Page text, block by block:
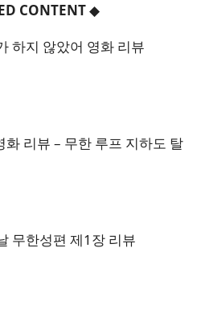
CONTENT◆
하지 않았어 영화 리뷰
화 리뷰 – 무한 루프 지하도 탈
무한성편 제1장 리뷰